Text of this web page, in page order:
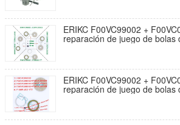
ERIKC F00VC99002 +
reparación de juego de bolas
rail For BOS F00V C05 009
ERIKC F00VC99002 +
reparación de juego de bolas
rail For BOS F00V C99 002